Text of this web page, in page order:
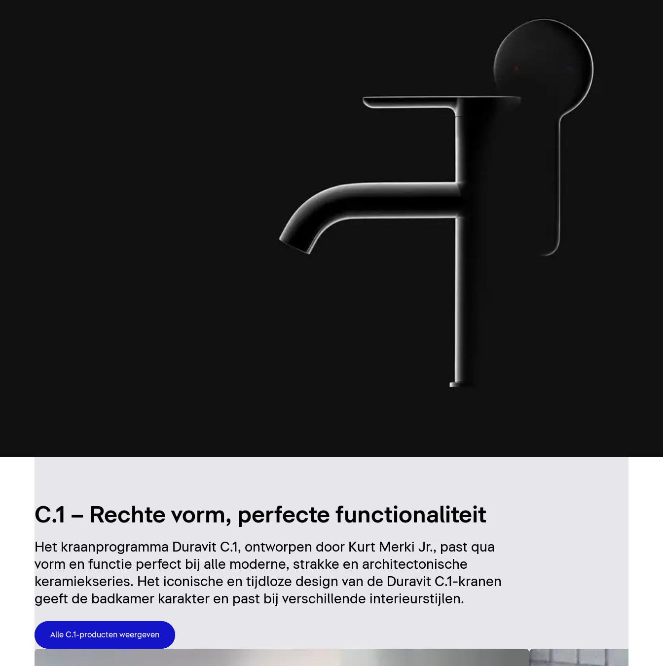
C.1 – Rechte vorm, perfecte functionaliteit
Het kraanprogramma Duravit C.1, ontworpen door Kurt Merki Jr., past qua
vorm en functie perfect bij alle moderne, strakke en architectonische
keramiekseries. Het iconische en tijdloze design van de Duravit C.1-kranen
geeft de badkamer karakter en past bij verschillende interieurstijlen.
Alle C.1-producten weergeven